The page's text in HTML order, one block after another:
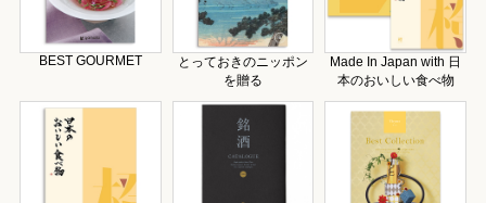
BEST GOURMET
とっておきのニッポン
を贈る
Made In Japan with 日
本のおいしい食べ物